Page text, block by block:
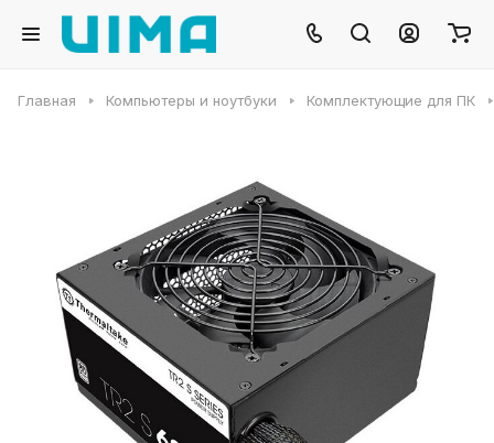
Главная Компьютеры и ноутбуки Комплектующие для ПК